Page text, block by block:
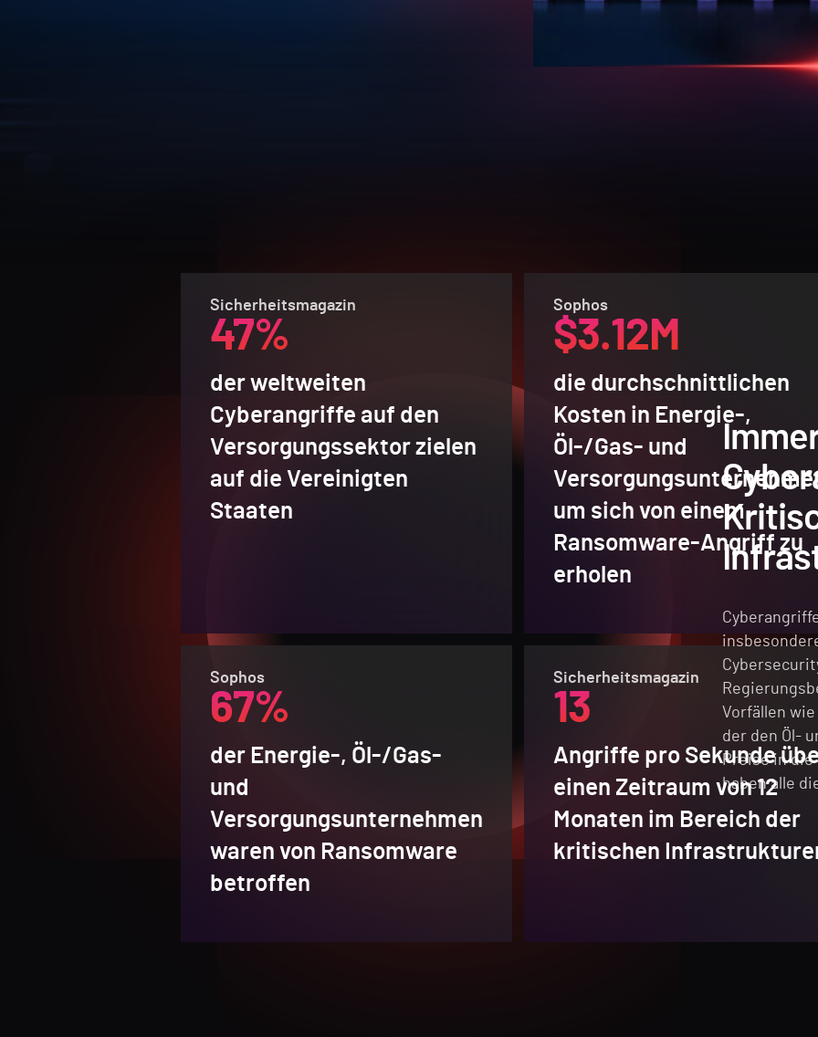
Vorfällen
der den Öl-
Preise in die
haben alle
Sicherheitsmagazin
47%
der weltweiten
Cyberangriffe auf den
Versorgungssektor zielen
auf die Vereinigten
Staaten
Sophos
$3.12M
die durchschnittlichen
Kosten in Energie-,
Öl-/Gas- und
um sich von einem
Ransomware-Angriff zu
erholen
Sophos
67%
der Energie-, Öl-/Gas-
und
Versorgungsunternehmen
waren von Ransomware
betroffen
Sicherheitsmagazin
13
Angriffe pro Sekunde
einen Zeitraum von 12
Monaten im Bereich der
kritischen